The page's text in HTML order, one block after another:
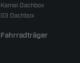
Kamei Dachbox
G3 Dachbox
Fahrradträger